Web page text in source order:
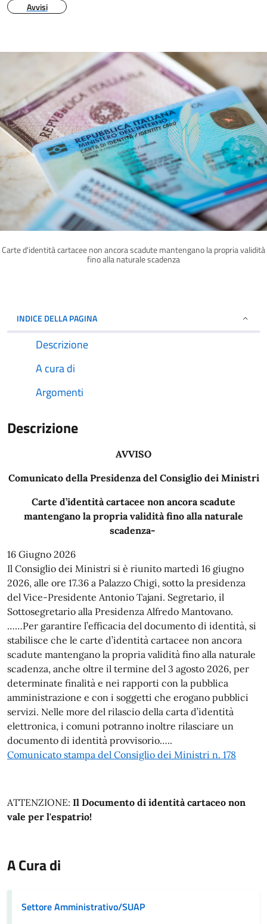
Avvisi
Carte d'identità cartacee non ancora scadute mantengano la propria validità
fino alla naturale scadenza
INDICE DELLA PAGINA
Descrizione
A cura di
Argomenti
Descrizione
AVVISO
Comunicato della Presidenza del Consiglio dei Ministri
Carte d’identità cartacee non ancora scadute
mantengano la propria validità fino alla naturale
scadenza-
16 Giugno 2026
Il Consiglio dei Ministri si è riunito martedì 16 giugno
2026, alle ore 17.36 a Palazzo Chigi, sotto la presidenza
del Vice-Presidente Antonio Tajani. Segretario, il
Sottosegretario alla Presidenza Alfredo Mantovano.
……Per garantire l’efficacia del documento di identità, si
stabilisce che le carte d’identità cartacee non ancora
scadute mantengano la propria validità fino alla naturale
scadenza, anche oltre il termine del 3 agosto 2026, per
determinate finalità e nei rapporti con la pubblica
amministrazione e con i soggetti che erogano pubblici
servizi. Nelle more del rilascio della carta d’identità
elettronica, i comuni potranno inoltre rilasciare un
documento di identità provvisorio…..
Comunicato stampa del Consiglio dei Ministri n. 178
ATTENZIONE: Il Documento di identità cartaceo non
vale per l'espatrio!
A Cura di
Settore Amministrativo/SUAP